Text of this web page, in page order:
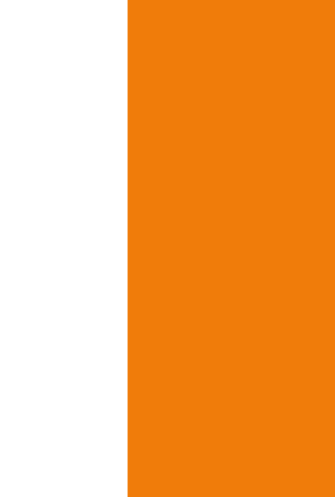
des affaires sur un
garder secrète une
Tableau récapitulatif